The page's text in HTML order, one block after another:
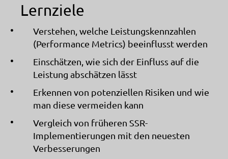
Lernziele
Verstehen, welche Leistungskennzahlen
(Performance Metrics) beeinflusst werden
Einschätzen, wie sich der Einfluss auf die
Leistung abschätzen lässt
Erkennen von potenziellen Risiken und wie
man diese vermeiden kann
Vergleich von früheren SSR-
Implementierungen mit den neuesten
Verbesserungen